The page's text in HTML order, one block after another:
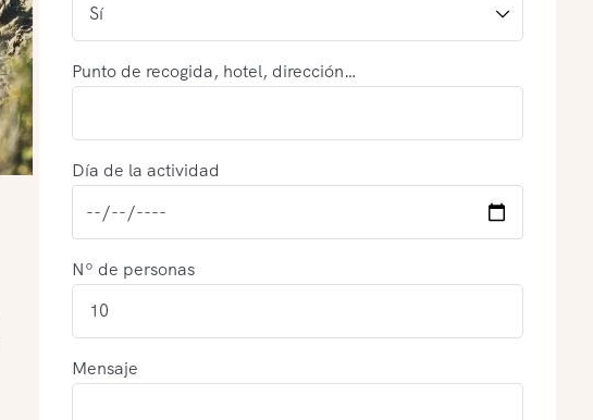
Punto de recogida, hotel, dirección…
Día de la actividad
Nº de personas
Mensaje